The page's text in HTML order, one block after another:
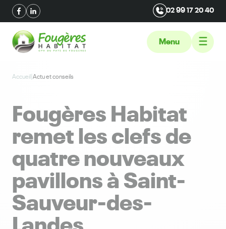
02 99 17 20 40
Menu
Accueil|Actu et conseils
Fougères Habitat
remet les clefs de
quatre nouveaux
pavillons à Saint-
Sauveur-des-
Landes